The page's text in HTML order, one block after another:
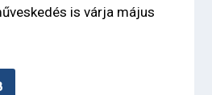
is várja május